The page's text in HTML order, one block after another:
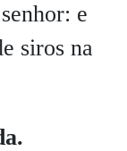
e
siros na